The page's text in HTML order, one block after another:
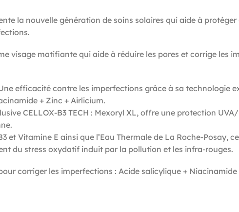
la nouvelle génération de soins solaires qui aide à
visage matifiante qui aide à réduire les pores et corrige les
efficacité contre les imperfections grâce à sa technologie
+ Zinc + Airlicium.
CELLOX-B3 TECH : Mexoryl XL, offre une protection
et Vitamine E ainsi que l’Eau Thermale de La Roche-Posay,
du stress oxydatif induit par la pollution et les infra-rouges.
corriger les imperfections : Acide salicylique + Niacinamide